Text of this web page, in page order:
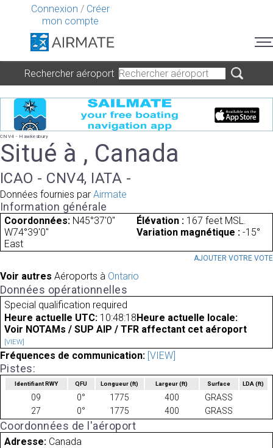
Connexion / Créer
mon compte
Rechercher aéroport
CNV4 - Hawkesbury
Situé à , Canada
ICAO - CNV4, IATA -
Données fournies par Airmate
Information générale
Coordonnées: N45°37'0"
W74°39'0"
Élévation : 167 feet MSL.
Variation magnétique : -15°
East
AJOUTER VOTRE VOTE
Voir autres Aéroports à Ontario
Données opérationnelles
Special qualification required
Heure actuelle UTC: 10:48:18 Heure actuelle locale:
Voir NOTAMs / SUP AIP / TFR affectant cet aéroport
[VIEW]
Fréquences de communication: [VIEW]
Pistes:
Identifiant RWY QFU Longueur(ft) Largeur(ft) Surface LDA(ft)
09 0° 1775 400
GRASS
27
0° 1775 400 GRASS
Coordonnées de l'aéroport
Adresse: Canada